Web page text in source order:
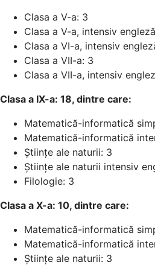
Clasa a V-a: 3
Clasa a V-a, intensiv
Clasa a VI-a, intensiv
Clasa a VII-a: 3
Clasa a VII-a, intensiv
Clasa a IX-a: 18, dintre care:
Matematică-informatică
Matematică-informatică
Științe ale naturii: 3
Științe ale naturii intensiv
Filologie: 3
Clasa a X-a: 10, dintre care:
Matematică-informatică
Matematică-informatică
Științe ale naturii: 3